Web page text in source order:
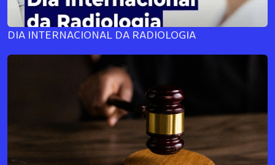
DIA INTERNACIONAL DA RADIOLOGIA